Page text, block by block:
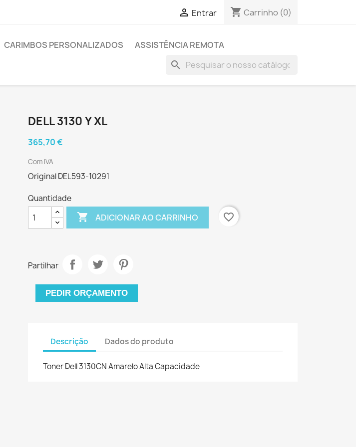
 Entrar shopping_cart Carrinho (0)
CARIMBOS PERSONALIZADOS ASSISTÊNCIA REMOTA
search
DELL 3130 Y XL
365,70 €
Com IVA
Original DEL593-10291
Quantidade
 ADICIONAR AO CARRINHO favorite_border
Partilhar
PEDIR ORÇAMENTO
Descrição Dados do produto
Toner Dell 3130CN Amarelo Alta Capacidade